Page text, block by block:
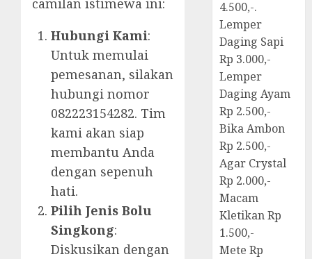
camilan istimewa ini:
Hubungi Kami:
Untuk memulai
pemesanan, silakan
hubungi nomor
082223154282. Tim
kami akan siap
membantu Anda
dengan sepenuh
hati.
Pilih Jenis Bolu
Singkong:
Diskusikan dengan
4.500,-.
Lemper
Daging Sapi
Rp 3.000,-
Lemper
Daging Ayam
Rp 2.500,-
Bika Ambon
Rp 2.500,-
Agar Crystal
Rp 2.000,-
Macam
Kletikan Rp
1.500,-
Mete Rp